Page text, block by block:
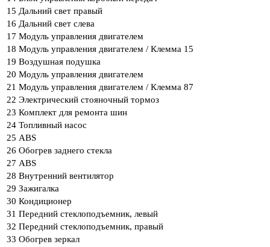
15 Дальний свет правый
16 Дальний свет слева
17 Модуль управления двигателем
18 Модуль управления двигателем / Клемма 15
19 Воздушная подушка
20 Модуль управления двигателем
21 Модуль управления двигателем / Клемма 87
22 Электрический стояночный тормоз
23 Комплект для ремонта шин
24 Топливный насос
25 ABS
26 Обогрев заднего стекла
27 ABS
28 Внутренний вентилятор
29 Зажигалка
30 Кондиционер
31 Передний стеклоподъемник, левый
32 Передний стеклоподъемник, правый
33 Обогрев зеркал